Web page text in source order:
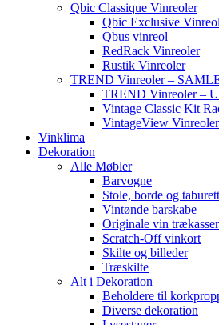
Qbic Classique Vinreoler
Qbic Exclusive
Qbus vinreol
RedRack Vinreoler
Rustik Vinreoler
TREND Vinreoler –
TREND Vinreoler –
Vintage Classic Kit
VintageView Vinreoler
Vinklima
Dekoration
Alle Møbler
Barvogne
Stole, borde og
Vintønde barskabe
Originale vin
Scratch-Off vinkort
Skilte og billeder
Træskilte
Alt i Dekoration
Beholdere til
Diverse dekoration